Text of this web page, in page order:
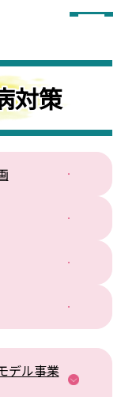
対策
デル事業